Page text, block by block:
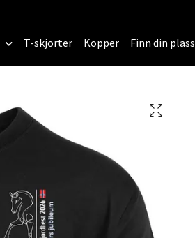
T-skjorter Kopper Finn din plass